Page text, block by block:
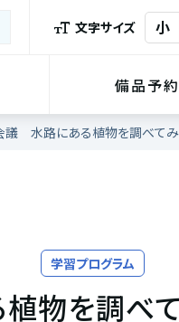
文字サイズ 小
備品予約
水路にある植物を調べてみ
学習プログラム
を調べて